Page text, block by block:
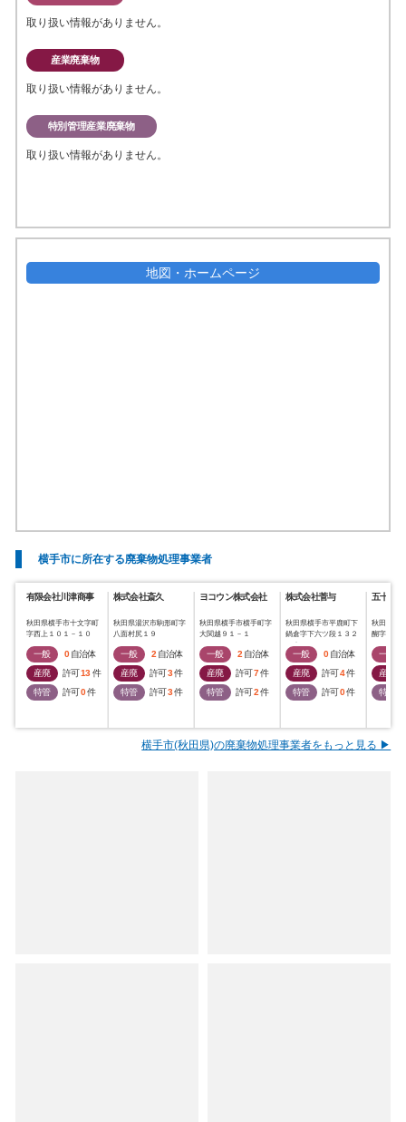
取り扱い情報がありません。
産業廃棄物
取り扱い情報がありません。
特別管理産業廃棄物
取り扱い情報がありません。
地図・ホームページ
横手市に所在する廃棄物処理事業者
有限会社川津商事
秋田県横手市十文字町
字西上１０１－１０
一般 0 自治体
産廃
許可13 件
特管
許可0件
株式会社斎久
秋田県湯沢市駒形町字
八面村尻１９
一般 2 自治体
産廃
許可3件
特管
許可3件
ヨコウン株式会社
秋田県横手市横手町字
大関越９１－１
一般 2 自治体
産廃
許可7件
特管
許可2 件
株式会社菅与
秋田県横手市平鹿町下
鍋倉字下六ツ段１３２
－１
一般 0 自治体
産廃
許可4件
特管
許可0件
五十嵐
秋田県横
醐字下佐
一般
産廃
特管
横手市(秋田県)の廃棄物処理事業者をもっと見る ▶